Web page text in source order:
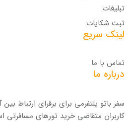
تبلیغات
ثبت شکایات
لینک سریع
تماس با ما
درباره ما
سفر باتو پلتفرمی برای برقرای ارتباط
کاربران متقاضی خرید تورهای مسافرتی